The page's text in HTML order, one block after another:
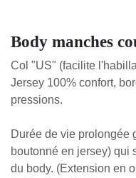
Body manches
Col "US" (facilite
Jersey 100% confort,
pressions.
Durée de vie prolongée
boutonné en jersey) qui
du body. (Extension en